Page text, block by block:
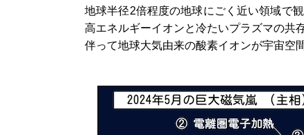
地球半径2倍程度の地球にごく近い領域で
高エネルギーイオンと冷たいプラズマの共
伴って地球大気由来の酸素イオンが宇宙空